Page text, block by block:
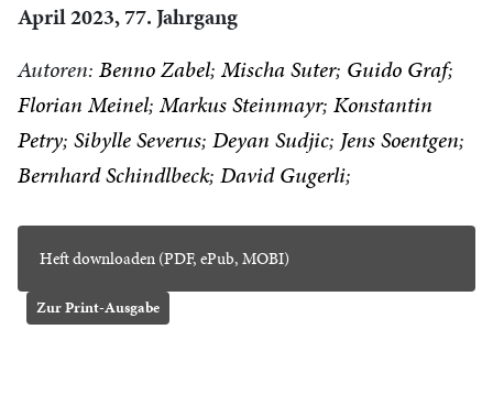
April 2023, 77. Jahrgang
Autoren: Benno Zabel Mischa Suter Guido Graf
Florian Meinel Markus Steinmayr Konstantin
Petry Sibylle Severus Deyan Sudjic Jens Soentgen
Bernhard Schindlbeck David Gugerli
Heft downloaden (PDF, ePub, MOBI)
Zur Print-Ausgabe